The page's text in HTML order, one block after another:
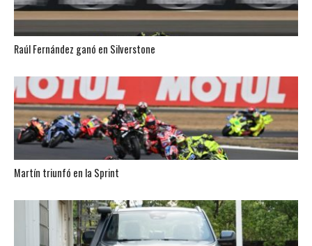
Raúl Fernández ganó en Silverstone
Martín triunfó en la Sprint